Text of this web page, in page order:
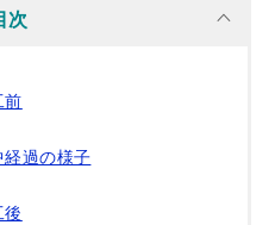
次
前
経過の様子
後